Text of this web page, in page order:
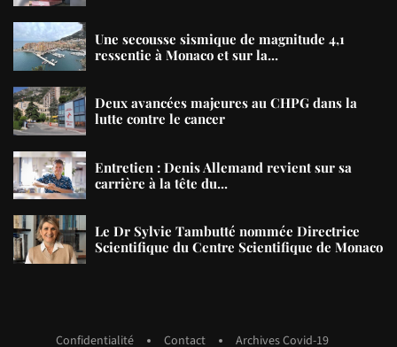
Une secousse sismique de magnitude 4,1
ressentie à Monaco et sur la...
Deux avancées majeures au CHPG dans la
lutte contre le cancer
Entretien : Denis Allemand revient sur sa
carrière à la tête du...
Le Dr Sylvie Tambutté nommée Directrice
Scientifique du Centre Scientifique de Monaco
Confidentialité Contact Archives Covid-19